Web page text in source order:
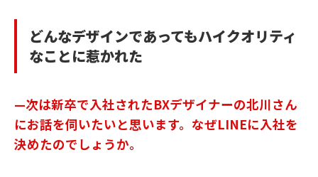
どんなデザインであってもハイクオリティ
なことに惹かれた
—次は新卒で入社されたBXデザイナーの北川さん
にお話を伺いたいと思います。なぜLINEに入社を
決めたのでしょうか。